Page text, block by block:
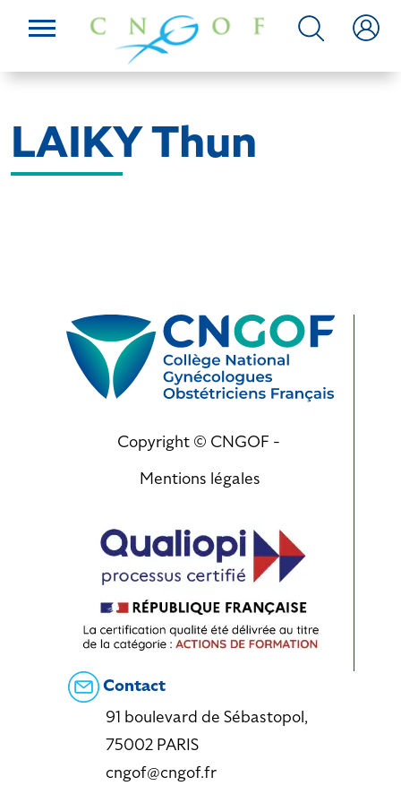
LAIKY Thun
Copyright © CNGOF -
Mentions légales
Contact
91 boulevard de Sébastopol,
75002 PARIS
cngof@cngof.fr